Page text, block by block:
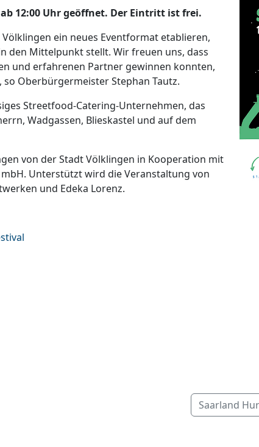
12:00 Uhr geöffnet. Der Eintritt ist frei.
ein neues Eventformat etablieren,
den Mittelpunkt stellt. Wir freuen uns, dass
und erfahrenen Partner gewinnen konnten,
Oberbürgermeister Stephan Tautz.
Streetfood-Catering-Unternehmen, das
Wadgassen, Blieskastel und auf dem
von der Stadt Völklingen in Kooperation mit
Unterstützt wird die Veranstaltung von
und Edeka Lorenz.
Saarland